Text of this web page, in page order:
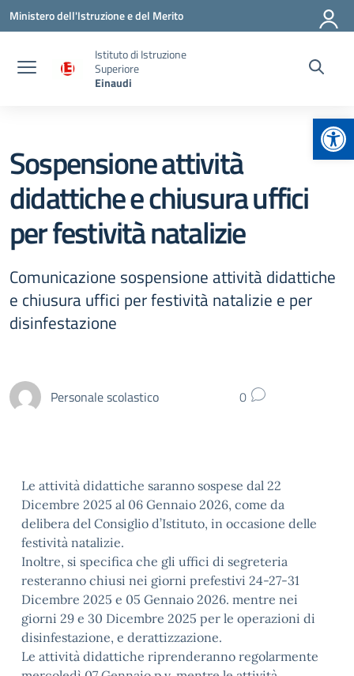
Vai ai contenuti
Vai al menu di navigazione
Vai al footer
Ministero dell'Istruzione e del Merito
Istituto di Istruzione
Superiore
Einaudi
Sospensione attività
didattiche e chiusura uffici
per festività natalizie
Comunicazione sospensione attività didattiche
e chiusura uffici per festività natalizie e per
disinfestazione
Personale scolastico 0
Le attività didattiche saranno sospese dal 22
Dicembre 2025 al 06 Gennaio 2026, come da
delibera del Consiglio d’Istituto, in occasione delle
festività natalizie.
Inoltre, si specifica che gli uffici di segreteria
resteranno chiusi nei giorni prefestivi 24-27-31
Dicembre 2025 e 05 Gennaio 2026. mentre nei
giorni 29 e 30 Dicembre 2025 per le operazioni di
disinfestazione, e derattizzazione.
Le attività didattiche riprenderanno regolarmente